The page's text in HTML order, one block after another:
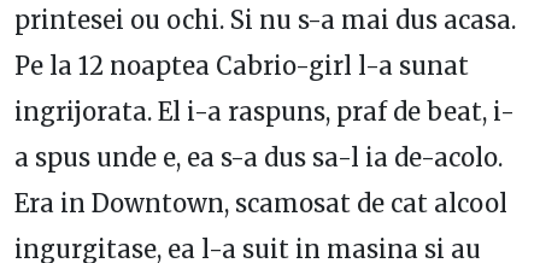
printesei ou ochi. Si nu s-a mai dus acasa.
Pe la 12 noaptea Cabrio-girl l-a sunat
ingrijorata. El i-a raspuns, praf de beat, i-
a spus unde e, ea s-a dus sa-l ia de-acolo.
Era in Downtown, scamosat de cat alcool
ingurgitase, ea l-a suit in masina si au